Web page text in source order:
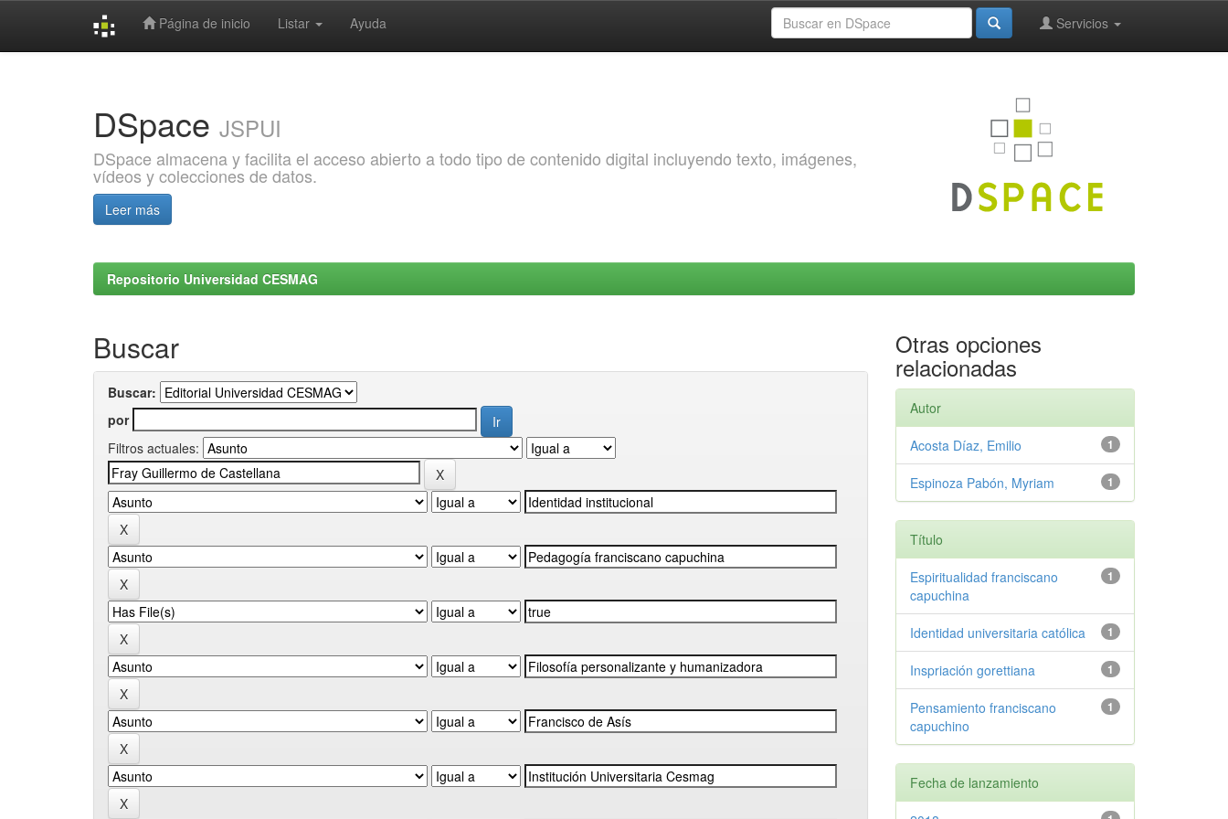
Página de inicio Listar Ayuda Servicios
DSpace JSPUI
DSpace almacena y facilita el acceso abierto a todo tipo de contenido digital incluyendo texto, imágenes,
vídeos y colecciones de datos.
Leer más
Repositorio Universidad CESMAG
Buscar
Buscar:
por
Filtros actuales:
Otras opciones
relacionadas
Autor
1
Acosta Díaz, Emilio
1
Espinoza Pabón, Myriam
Título
1
Espiritualidad franciscano
capuchina
1
Identidad universitaria católica
1
Inspriación gorettiana
1
Pensamiento franciscano
capuchino
Fecha de lanzamiento